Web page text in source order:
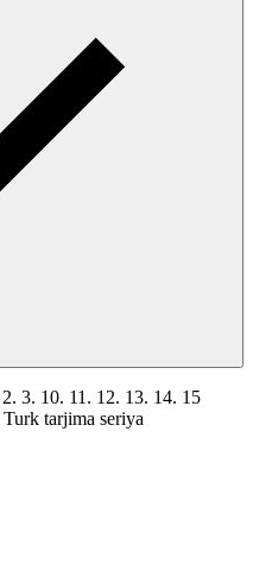
3. 10. 11. 12. 13. 14. 15
tarjima seriya